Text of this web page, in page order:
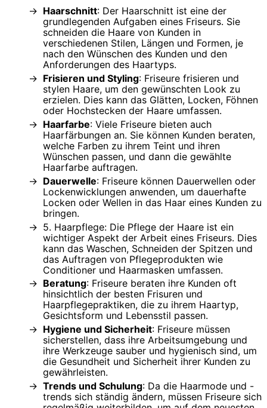
Haarschnitt: Der Haarschnitt ist eine der
grundlegenden Aufgaben eines Friseurs. Sie
schneiden die Haare von Kunden in
verschiedenen Stilen, Längen und Formen, je
nach den Wünschen des Kunden und den
Anforderungen des Haartyps.
Frisieren und Styling: Friseure frisieren und
stylen Haare, um den gewünschten Look zu
erzielen. Dies kann das Glätten, Locken, Föhnen
oder Hochstecken der Haare umfassen.
Haarfarbe: Viele Friseure bieten auch
Haarfärbungen an. Sie können Kunden beraten,
welche Farben zu ihrem Teint und ihren
Wünschen passen, und dann die gewählte
Haarfarbe auftragen.
Dauerwelle: Friseure können Dauerwellen oder
Lockenwicklungen anwenden, um dauerhafte
Locken oder Wellen in das Haar eines Kunden zu
bringen.
5. Haarpflege: Die Pflege der Haare ist ein
wichtiger Aspekt der Arbeit eines Friseurs. Dies
kann das Waschen, Schneiden der Spitzen und
das Auftragen von Pflegeprodukten wie
Conditioner und Haarmasken umfassen.
Beratung: Friseure beraten ihre Kunden oft
hinsichtlich der besten Frisuren und
Haarpflegepraktiken, die zu ihrem Haartyp,
Gesichtsform und Lebensstil passen.
Hygiene und Sicherheit: Friseure müssen
sicherstellen, dass ihre Arbeitsumgebung und
ihre Werkzeuge sauber und hygienisch sind, um
die Gesundheit und Sicherheit ihrer Kunden zu
gewährleisten.
Trends und Schulung: Da die Haarmode und -
trends sich ständig ändern, müssen Friseure sich